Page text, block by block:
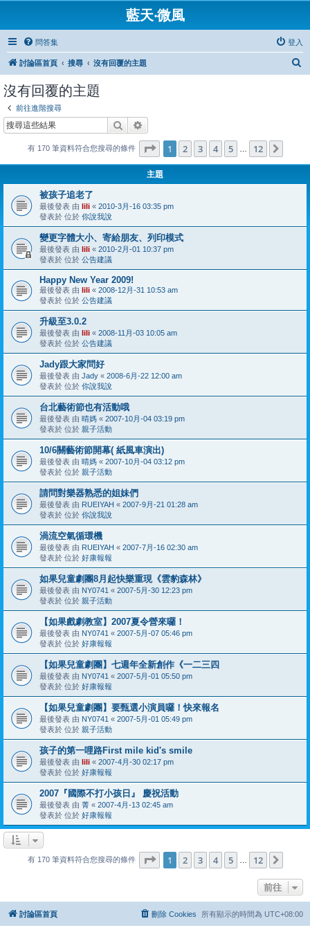
藍天‧微風
問答集 登入
討論區首頁 搜尋 沒有回覆的主題
沒有回覆的主題
前往進階搜尋
搜尋
有 170 筆資料符合您搜尋的條件 第 1 頁 (共12 頁)
1 2 3 4 5 12
主題
被孩子追老了
最後發表 由 lili « 2010-3月-16 03:35 pm
發表於 位於 你說我說
變更字體大小、寄給朋友、列印模式
最後發表 由 lili « 2010-2月-01 10:37 pm
發表於 位於 公告建議
Happy New Year 2009!
最後發表 由 lili « 2008-12月-31 10:53 am
發表於 位於 公告建議
升級至3.0.2
最後發表 由 lili « 2008-11月-03 10:05 am
發表於 位於 公告建議
Jady跟大家問好
最後發表 由 Jady « 2008-6月-22 12:00 am
發表於 位於 你說我說
台北藝術節也有活動哦
最後發表 由 晴媽 « 2007-10月-04 03:19 pm
發表於 位於 親子活動
10/6關藝術節開幕( 紙風車演出)
最後發表 由 晴媽 « 2007-10月-04 03:12 pm
發表於 位於 親子活動
請問對樂器熟悉的姐妹們
最後發表 由 RUEIYAH « 2007-9月-21 01:28 am
發表於 位於 你說我說
渦流空氣循環機
最後發表 由 RUEIYAH « 2007-7月-16 02:30 am
發表於 位於 好康報報
如果兒童劇團8月起快樂重現《雲豹森林》
最後發表 由 NY0741 « 2007-5月-30 12:23 pm
發表於 位於 親子活動
【如果戲劇教室】2007夏令營來囉！
最後發表 由 NY0741 « 2007-5月-07 05:46 pm
發表於 位於 好康報報
【如果兒童劇團】七週年全新創作《一二三四
最後發表 由 NY0741 « 2007-5月-01 05:50 pm
發表於 位於 好康報報
【如果兒童劇團】要甄選小演員囉！快來報名
最後發表 由 NY0741 « 2007-5月-01 05:49 pm
發表於 位於 親子活動
孩子的第一哩路First mile kid's smile
最後發表 由 lili « 2007-4月-30 02:17 pm
發表於 位於 好康報報
2007『國際不打小孩日』 慶祝活動
最後發表 由 菁 « 2007-4月-13 02:45 am
發表於 位於 好康報報
有 170 筆資料符合您搜尋的條件 第 1 頁 (共12 頁)
1 2 3 4 5 12
前往
討論區首頁 所有顯示的時間為 UTC+08:00
刪除 Cookies